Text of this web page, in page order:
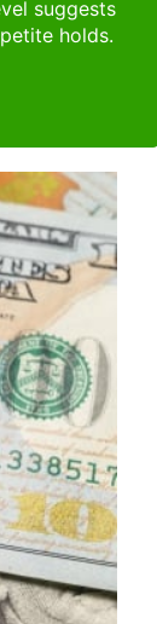
suggests
holds.